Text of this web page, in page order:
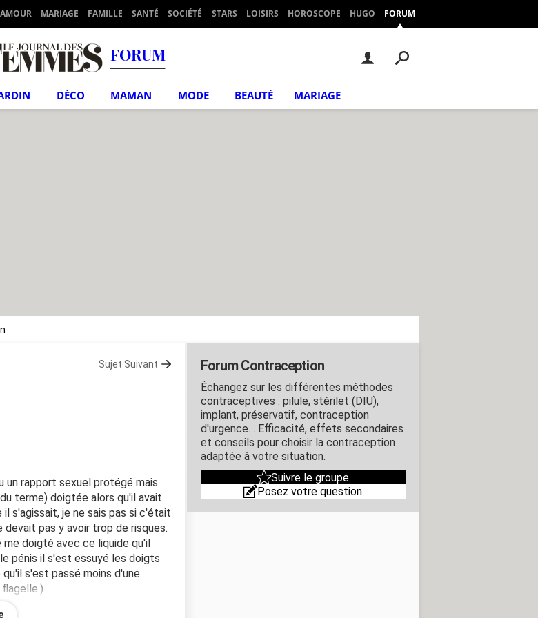
AMOUR MARIAGE FAMILLE SANTÉ SOCIÉTÉ STARS LOISIRS HOROSCOPE HUGO FORUM
FORUM
DÉCO MAMAN MODE BEAUTÉ MARIAGE
Sujet Suivant
un rapport sexuel protégé mais
terme) doigtée alors qu'il avait
s'agissait, je ne sais pas si c'était
devait pas y avoir trop de risques.
doigté avec ce liquide qu'il
pénis il s'est essuyé les doigts
s'est passé moins d'une
Forum Contraception
Échangez sur les différentes méthodes
contraceptives : pilule, stérilet (DIU),
implant, préservatif, contraception
d'urgence… Efficacité, effets secondaires
et conseils pour choisir la contraception
adaptée à votre situation.
Suivre le groupe
Posez votre question